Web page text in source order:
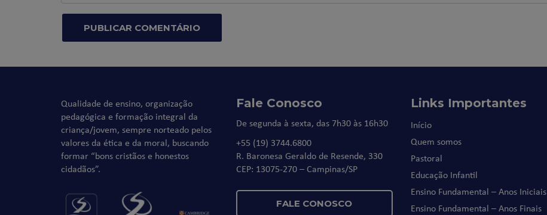
Qualidade de ensino, organização
pedagógica e formação integral da
criança/jovem, sempre norteado pelos
valores da ética e da moral, buscando
formar “bons cristãos e honestos
cidadãos”.
Fale Conosco
De segunda à sexta, das 7h30 às 16h30
+55 (19) 3744.6800
R. Baronesa Geraldo de Resende, 330
CEP: 13075-270 – Campinas/SP
FALE CONOSCO
Links Importantes
Início
Quem somos
Pastoral
Educação Infantil
Ensino Fundamental – Anos Iniciais
Ensino Fundamental – Anos Finais